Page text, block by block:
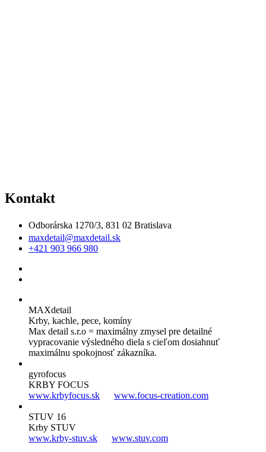
Kontakt
Odborárska 1270/3, 831 02 Bratislava
maxdetail@maxdetail.sk
+421 903 966 980
MAXdetail
Krby, kachle, pece, komíny
Max detail s.r.o = maximálny zmysel pre detailné
vypracovanie výsledného diela s cieľom dosiahnuť
maximálnu spokojnosť zákazníka.
gyrofocus
KRBY FOCUS
www.krbyfocus.sk
www.focus-creation.com
STUV 16
Krby STUV
www.krby-stuv.sk
www.stuv.com